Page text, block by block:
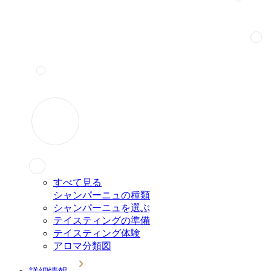
すべて見る
シャンパーニュの種類
シャンパーニュを選ぶ
テイスティングの準備
テイスティング体験
アロマ分類図